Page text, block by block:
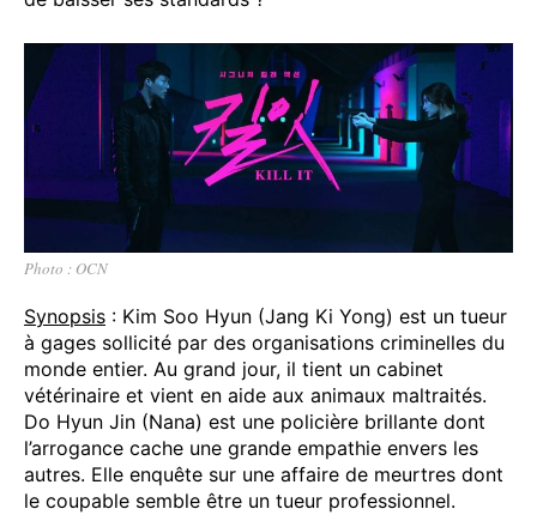
Photo : OCN
Synopsis : Kim Soo Hyun (Jang Ki Yong) est un tueur
à gages sollicité par des organisations criminelles du
monde entier. Au grand jour, il tient un cabinet
vétérinaire et vient en aide aux animaux maltraités.
Do Hyun Jin (Nana) est une policière brillante dont
l’arrogance cache une grande empathie envers les
autres. Elle enquête sur une affaire de meurtres dont
le coupable semble être un tueur professionnel.